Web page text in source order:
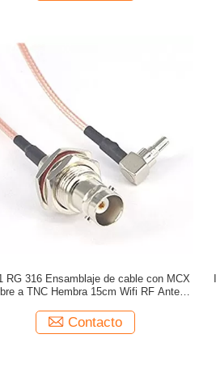
RG 316 Ensamblaje de cable con MCX
a TNC Hembra 15cm Wifi RF Antena
Contacto